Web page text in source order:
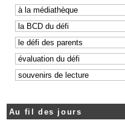
Au fil des jours